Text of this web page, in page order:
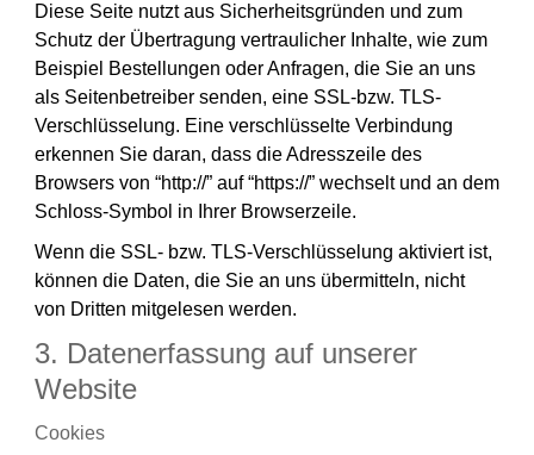
Diese Seite nutzt aus Sicherheitsgründen und zum
Schutz der Übertragung vertraulicher Inhalte, wie zum
Beispiel Bestellungen oder Anfragen, die Sie an uns
als Seitenbetreiber senden, eine SSL-bzw. TLS-
Verschlüsselung. Eine verschlüsselte Verbindung
erkennen Sie daran, dass die Adresszeile des
Browsers von “http://” auf “https://” wechselt und an dem
Schloss-Symbol in Ihrer Browserzeile.
Wenn die SSL- bzw. TLS-Verschlüsselung aktiviert ist,
können die Daten, die Sie an uns übermitteln, nicht
von Dritten mitgelesen werden.
3. Datenerfassung auf unserer
Website
Cookies